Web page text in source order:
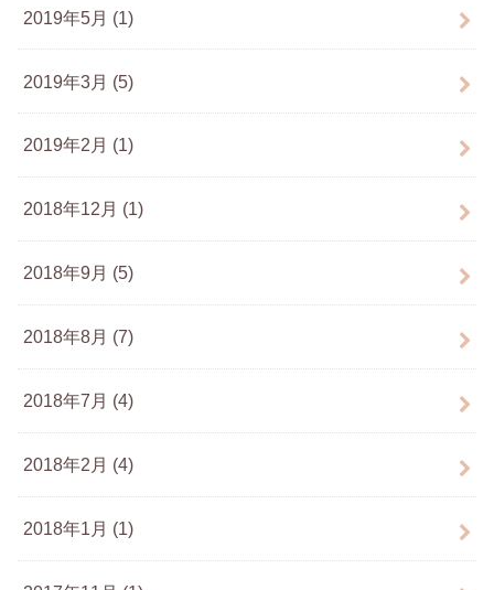
2019年5月 (1)
2019年3月 (5)
2019年2月 (1)
2018年12月 (1)
2018年9月 (5)
2018年8月 (7)
2018年7月 (4)
2018年2月 (4)
2018年1月 (1)